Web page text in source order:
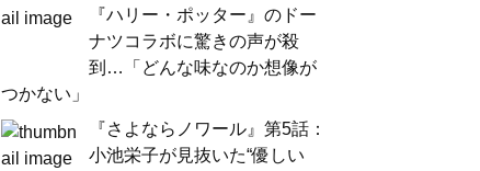
『ハリー・ポッター』のドー
ナツコラボに驚きの声が殺
到…「どんな味なのか想像が
つかない」
『さよならノワール』第5話：
小池栄子が見抜いた“優しい